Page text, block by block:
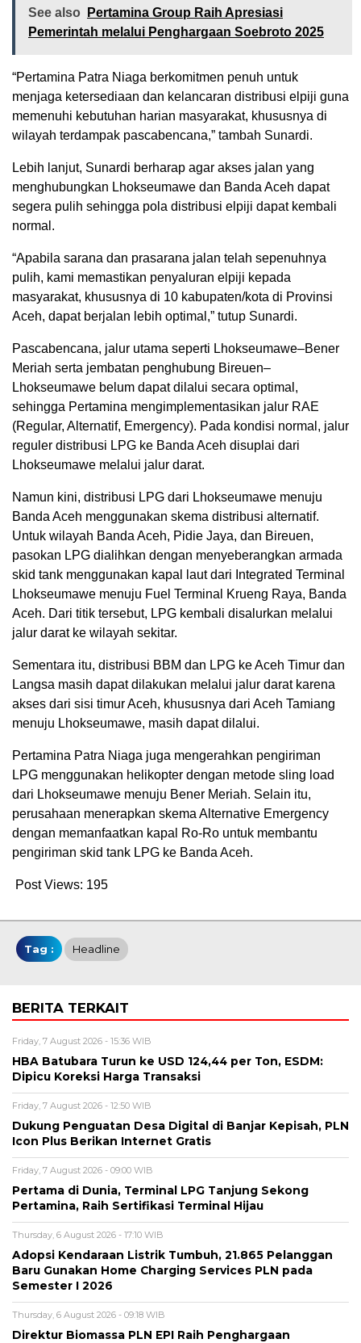
See also
Pertamina Group Raih Apresiasi
Pemerintah melalui Penghargaan Soebroto 2025
“Pertamina Patra Niaga berkomitmen penuh untuk
menjaga ketersediaan dan kelancaran distribusi elpiji guna
memenuhi kebutuhan harian masyarakat, khususnya di
wilayah terdampak pascabencana,” tambah Sunardi.
Lebih lanjut, Sunardi berharap agar akses jalan yang
menghubungkan Lhokseumawe dan Banda Aceh dapat
segera pulih sehingga pola distribusi elpiji dapat kembali
normal.
“Apabila sarana dan prasarana jalan telah sepenuhnya
pulih, kami memastikan penyaluran elpiji kepada
masyarakat, khususnya di 10 kabupaten/kota di Provinsi
Aceh, dapat berjalan lebih optimal,” tutup Sunardi.
Pascabencana, jalur utama seperti Lhokseumawe–Bener
Meriah serta jembatan penghubung Bireuen–
Lhokseumawe belum dapat dilalui secara optimal,
sehingga Pertamina mengimplementasikan jalur RAE
(Regular, Alternatif, Emergency). Pada kondisi normal, jalur
reguler distribusi LPG ke Banda Aceh disuplai dari
Lhokseumawe melalui jalur darat.
Namun kini, distribusi LPG dari Lhokseumawe menuju
Banda Aceh menggunakan skema distribusi alternatif.
Untuk wilayah Banda Aceh, Pidie Jaya, dan Bireuen,
pasokan LPG dialihkan dengan menyeberangkan armada
skid tank menggunakan kapal laut dari Integrated Terminal
Lhokseumawe menuju Fuel Terminal Krueng Raya, Banda
Aceh. Dari titik tersebut, LPG kembali disalurkan melalui
jalur darat ke wilayah sekitar.
Sementara itu, distribusi BBM dan LPG ke Aceh Timur dan
Langsa masih dapat dilakukan melalui jalur darat karena
akses dari sisi timur Aceh, khususnya dari Aceh Tamiang
menuju Lhokseumawe, masih dapat dilalui.
Pertamina Patra Niaga juga mengerahkan pengiriman
LPG menggunakan helikopter dengan metode sling load
dari Lhokseumawe menuju Bener Meriah. Selain itu,
perusahaan menerapkan skema Alternative Emergency
dengan memanfaatkan kapal Ro-Ro untuk membantu
pengiriman skid tank LPG ke Banda Aceh.
Post Views: 195
Tag : Headline
BERITA TERKAIT
Friday, 7 August 2026 - 15:36 WIB
HBA Batubara Turun ke USD 124,44 per Ton, ESDM:
Dipicu Koreksi Harga Transaksi
Friday, 7 August 2026 - 12:50 WIB
Dukung Penguatan Desa Digital di Banjar Kepisah, PLN
Icon Plus Berikan Internet Gratis
Friday, 7 August 2026 - 09:00 WIB
Pertama di Dunia, Terminal LPG Tanjung Sekong
Pertamina, Raih Sertifikasi Terminal Hijau
Thursday, 6 August 2026 - 17:10 WIB
Adopsi Kendaraan Listrik Tumbuh, 21.865 Pelanggan
Baru Gunakan Home Charging Services PLN pada
Semester I 2026
Thursday, 6 August 2026 - 09:18 WIB
Direktur Biomassa PLN EPI Raih Penghargaan